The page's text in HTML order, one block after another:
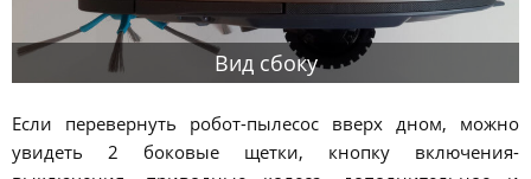
Вид сбоку
Если перевернуть робот-пылесос вверх дном, можно
увидеть 2 боковые щетки, кнопку включения-